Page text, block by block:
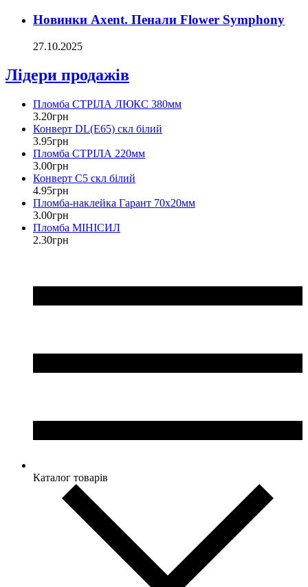
Новинки Axent. Пенали Flower Symphony
27.10.2025
Лідери продажів
Пломба СТРІЛА ЛЮКС 380мм
3.20грн
Конверт DL(Е65) скл білий
3.95грн
Пломба СТРІЛА 220мм
3.00грн
Конверт С5 скл білий
4.95грн
Пломба-наклейка Гарант 70х20мм
3.00грн
Пломба МІНІСИЛ
2.30грн
Каталог товарів